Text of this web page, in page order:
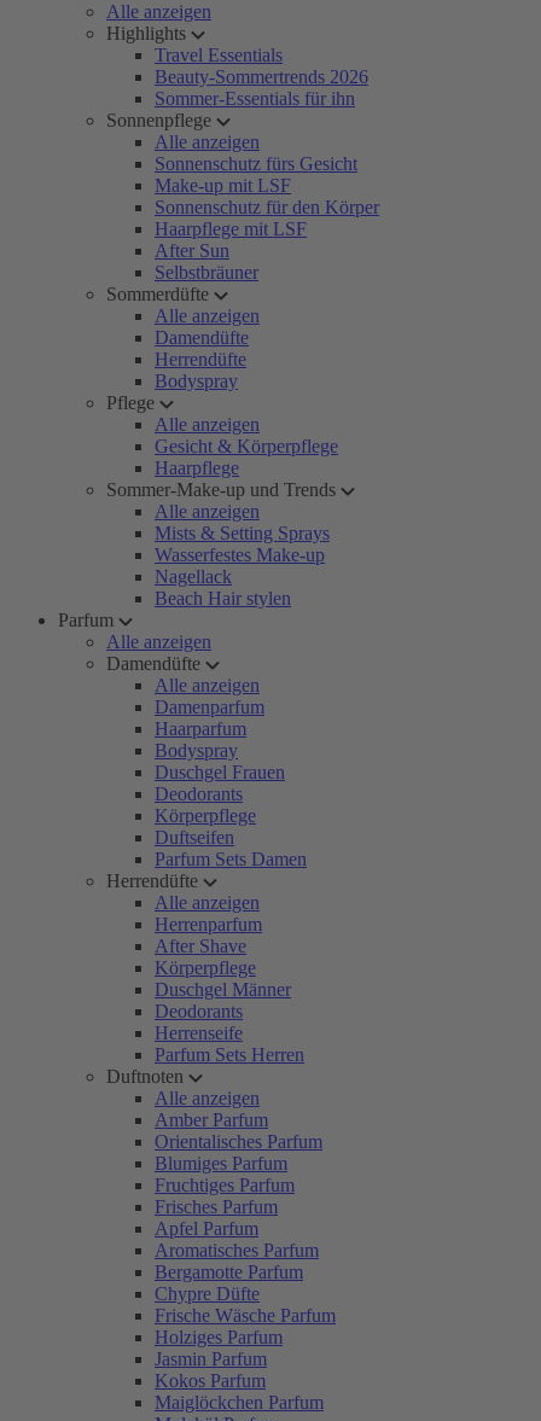
Alle anzeigen
Highlights
Travel Essentials
Beauty-Sommertrends 2026
Sommer-Essentials für ihn
Sonnenpflege
Alle anzeigen
Sonnenschutz fürs Gesicht
Make-up mit LSF
Sonnenschutz für den Körper
Haarpflege mit LSF
After Sun
Selbstbräuner
Sommerdüfte
Alle anzeigen
Damendüfte
Herrendüfte
Bodyspray
Pflege
Alle anzeigen
Gesicht & Körperpflege
Haarpflege
Sommer-Make-up und Trends
Alle anzeigen
Mists & Setting Sprays
Wasserfestes Make-up
Nagellack
Beach Hair stylen
Parfum
Alle anzeigen
Damendüfte
Alle anzeigen
Damenparfum
Haarparfum
Bodyspray
Duschgel Frauen
Deodorants
Körperpflege
Duftseifen
Parfum Sets Damen
Herrendüfte
Alle anzeigen
Herrenparfum
After Shave
Körperpflege
Duschgel Männer
Deodorants
Herrenseife
Parfum Sets Herren
Duftnoten
Alle anzeigen
Amber Parfum
Orientalisches Parfum
Blumiges Parfum
Fruchtiges Parfum
Frisches Parfum
Apfel Parfum
Aromatisches Parfum
Bergamotte Parfum
Chypre Düfte
Frische Wäsche Parfum
Holziges Parfum
Jasmin Parfum
Kokos Parfum
Maiglöckchen Parfum